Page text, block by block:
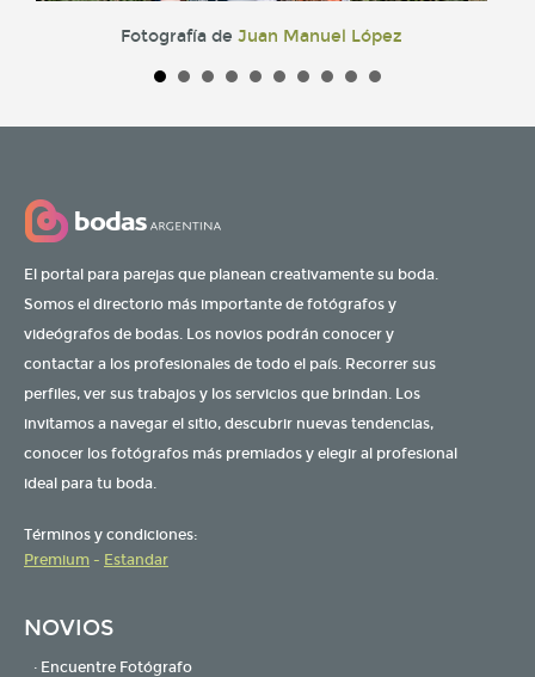
Fotografía de Juan Manuel López
El portal para parejas que planean creativamente su boda.
Somos el directorio más importante de fotógrafos y
videógrafos de bodas. Los novios podrán conocer y
contactar a los profesionales de todo el país. Recorrer sus
perfiles, ver sus trabajos y los servicios que brindan. Los
invitamos a navegar el sitio, descubrir nuevas tendencias,
conocer los fotógrafos más premiados y elegir al profesional
ideal para tu boda.
Términos y condiciones:
Premium - Estandar
NOVIOS
· Encuentre Fotógrafo